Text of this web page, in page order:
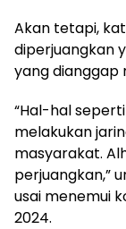
Akan tetapi,
diperjuangkan
yang dianggap
“Hal-hal
melakukan
masyarakat.
perjuangkan,”
usai menemui
2024.